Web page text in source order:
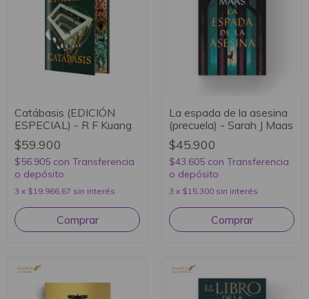
Catábasis (EDICIÓN
ESPECIAL) - R F Kuang
$59.900
$56.905 con Transferencia
o depósito
3 x $19.966,67 sin interés
La espada de la asesina
(precuela) - Sarah J Maas
$45.900
$43.605 con Transferencia
o depósito
3 x $15.300 sin interés